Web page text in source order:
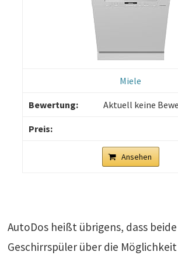
Miele
Aktuell keine
Ansehen
AutoDos heißt übrigens, dass
Geschirrspüler über die